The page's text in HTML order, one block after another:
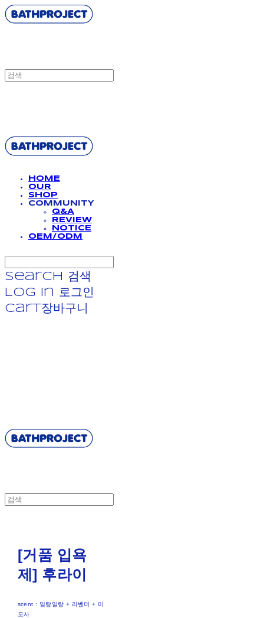
HOME
OUR
SHOP
COMMUNITY
Q&A
REVIEW
NOTICE
OEM/ODM
Search
검색
Log In
로그인
Cart장바구니
[거품 입욕
제] 후라이
scent : 일랑일랑 + 라벤더 + 미
모사